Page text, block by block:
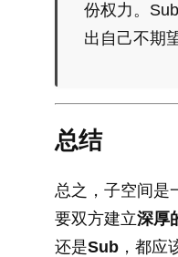
份权力。
出自己不期
总结
总之，子空间是
要双方建立深厚
还是Sub ，都应